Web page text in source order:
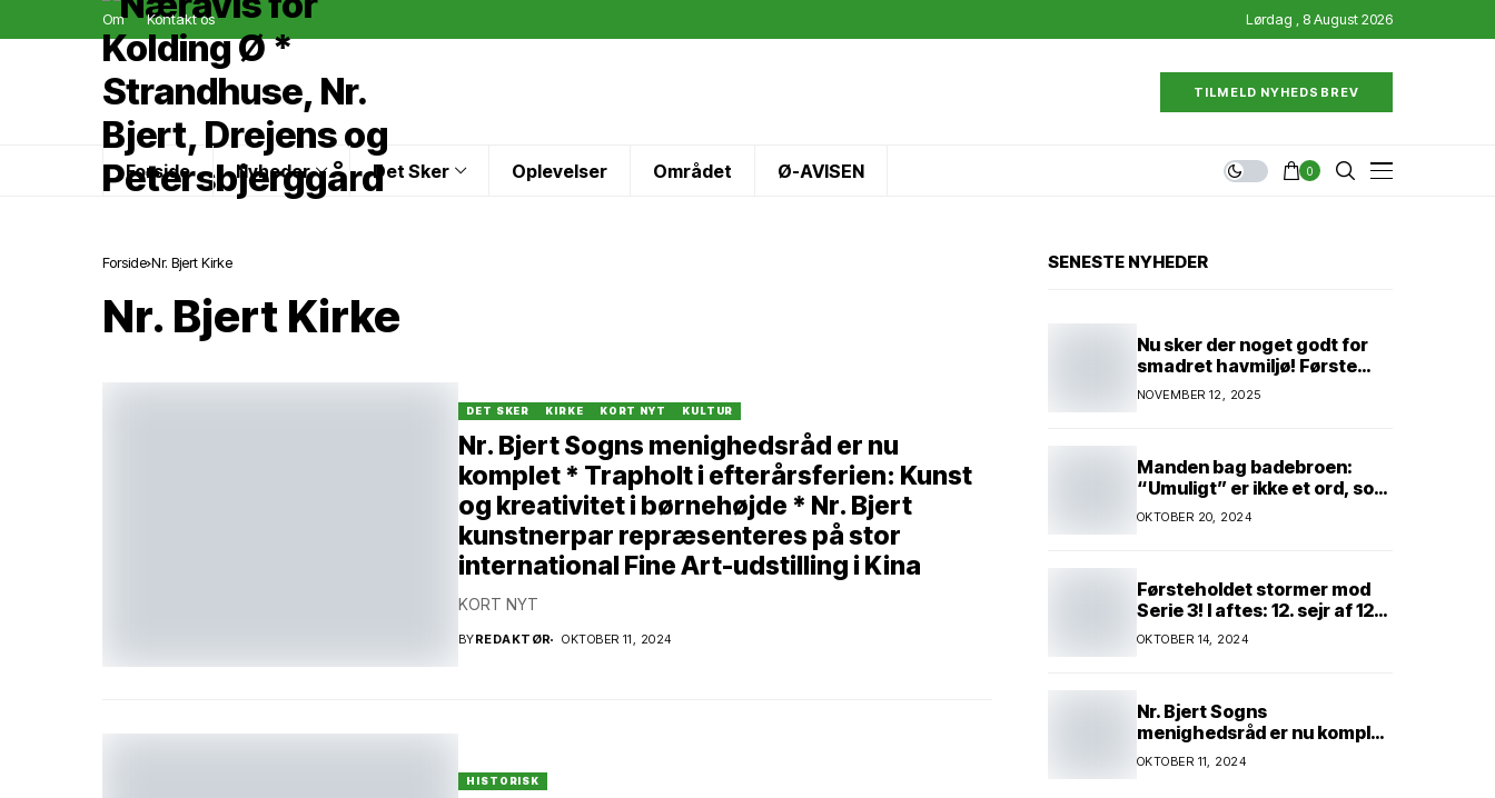
Om Kontakt os Lørdag , 8 August 2026
TILMELD NYHEDSBREV
Forside Nyheder Det Sker Oplevelser Området Ø-AVISEN 0
Forside Nr. Bjert Kirke
Nr. Bjert Kirke
DET SKER KIRKE KORT NYT KULTUR
Nr. Bjert Sogns menighedsråd er nu
komplet * Trapholt i efterårsferien: Kunst
og kreativitet i børnehøjde * Nr. Bjert
kunstnerpar repræsenteres på stor
international Fine Art-udstilling i Kina
KORT NYT
BYREDAKTØR OKTOBER 11, 2024
HISTORISK
SENESTE NYHEDER
Nu sker der noget godt for
smadret havmiljø! Første
konkrete projekt!
Genopretning af natur i
kroner!
NOVEMBER 12, 2025
Manden bag badebroen:
“Umuligt” er ikke et ord, som
Kim Andersen kender
OKTOBER 20, 2024
Førsteholdet stormer mod
Serie 3! I aftes: 12. sejr af 12
mulige! Kun ét hold kan
spænde ben! Afgørende
OKTOBER 14, 2024
Nr. Bjert Sogns
menighedsråd er nu komplet
* Trapholt i efterårsferien:
Kunst og kreativitet i
OKTOBER 11, 2024